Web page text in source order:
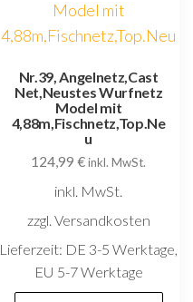
Nr.39, Angelnetz,Cast
Net,Neustes Wurfnetz
Model mit
4,88m,Fischnetz,Top.Ne
u
124,99€inkl. MwSt.
inkl. MwSt.
zzgl. Versandkosten
Lieferzeit: DE 3-5 Werktage,
EU 5-7 Werktage